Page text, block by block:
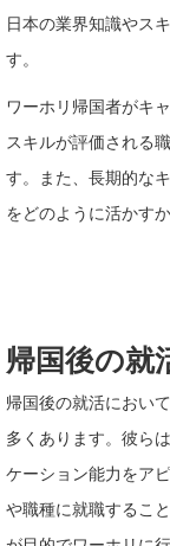
日本の業界知識やス
す。
ワーホリ帰国者がキ
スキルが評価される
す。また、長期的な
をどのように活かす
帰国後の就
帰国後の就活におい
多くあります。彼ら
ケーション能力をア
や職種に就職するこ